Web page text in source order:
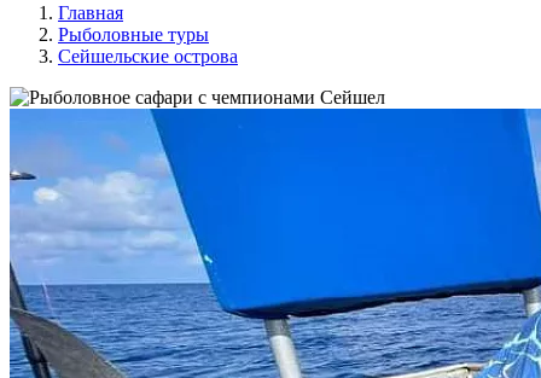
Главная
Рыболовные туры
Сейшельские острова